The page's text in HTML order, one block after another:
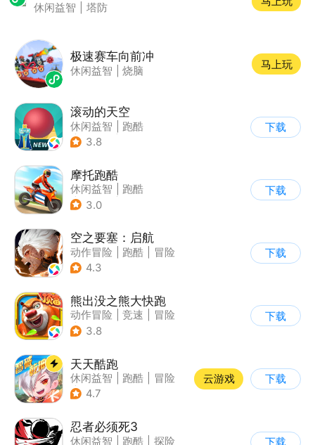
休闲益智 塔防
极速赛车向前冲
休闲益智 烧脑
马上玩
滚动的天空
休闲益智
跑酷
| 女性向
3.8
下载
摩托跑酷
休闲益智
跑酷
| 摩托车
3.0
下载
空之要塞：启航
动作冒险 跑酷
冒险
| 剧情
4.3
下载
熊出没之熊大快跑
动作冒险 竞速
冒险
| 熊出没
3.8
下载
天天酷跑
休闲益智 跑酷
冒险
| 萌系
4.7
云游戏 下载
忍者必须死3
休闲益智 跑酷
探险
下载